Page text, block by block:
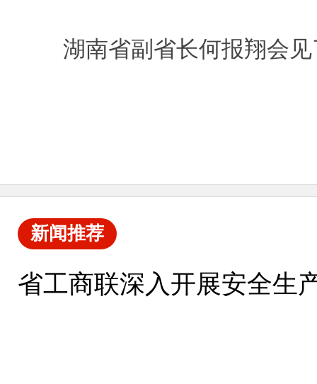
湖南省副省长何报翔会
新闻推荐
省工商联深入开展安全生